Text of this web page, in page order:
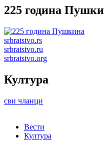
225 година
srbratstvo.rs
srbratstvo.ru
srbratstvo.org
Култура
сви чланци
Вести
Култура